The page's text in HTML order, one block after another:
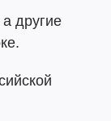
другие